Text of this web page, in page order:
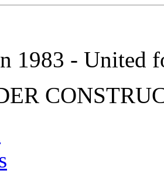
1983 - United